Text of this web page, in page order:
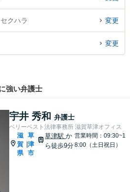
クハラ 変更
変更
強い弁護士
宇井 秀和 弁護士
ベリーベスト法律事務所 滋賀草津オフィス
滋
賀
県
|
草
津
市
草津駅か
ら徒歩9分
営業時間：09:30~1
8:00（土日祝日）